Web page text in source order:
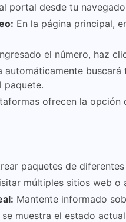
portal desde tu
En la página principal,
el número, haz
automáticamente
paquete.
ofrecen la
paquetes de
múltiples sitios web o
Mantente informado
muestra el estado